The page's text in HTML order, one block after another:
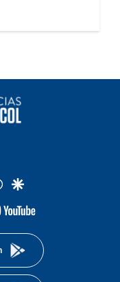
whatsapp
google
youtube-